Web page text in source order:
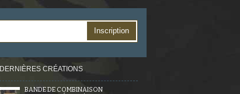
Inscription
DERNIÈRES CRÉATIONS
BANDE DE COMBINAISON